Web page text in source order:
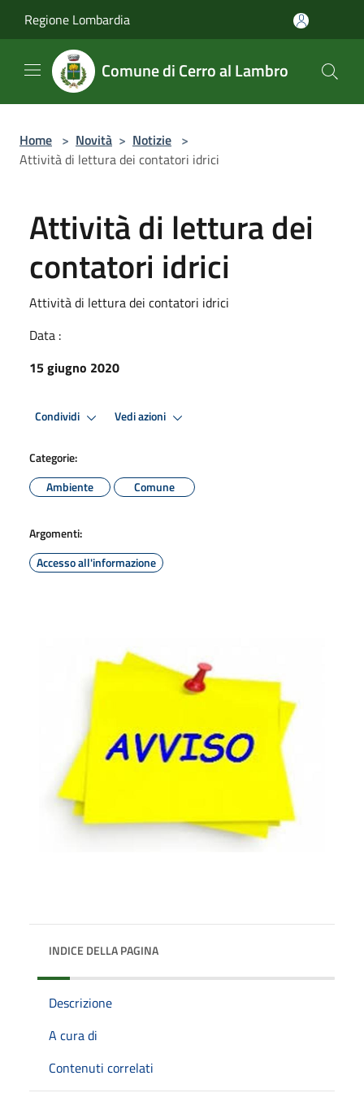
Regione Lombardia
Comune di Cerro al Lambro
Home > Novità > Notizie >
Attività di lettura dei contatori idrici
Attività di lettura dei
contatori idrici
Attività di lettura dei contatori idrici
Data :
15 giugno 2020
Condividi Vedi azioni
Categorie:
Ambiente
Comune
Argomenti:
Accesso all'informazione
INDICE DELLA PAGINA
Descrizione
A cura di
Contenuti correlati